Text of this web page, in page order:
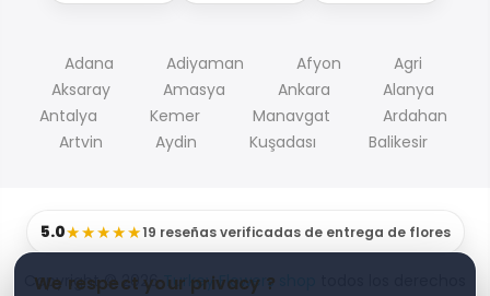
We respect your privacy ?
Adana Adiyaman Afyon
Agri
Aksaray
Amasya Ankara
Alanya
Antalya
Kemer Manavgat
Ardahan
Artvin
Aydin Kuşadası Balikesir
5.0★★★★★19 reseñas verificadas de entrega de flores
Copyright © 2026Turkey Flowers shop